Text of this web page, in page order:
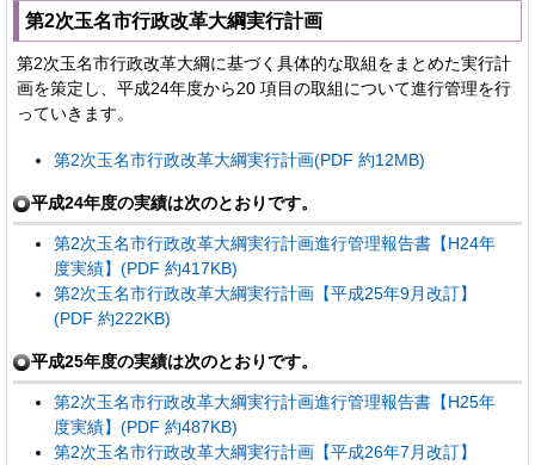
第2次玉名市行政改革大綱実行計画
第2次玉名市行政改革大綱に基づく具体的な取組をまとめた実行計
画を策定し、平成24年度から20 項目の取組について進行管理を行
っていきます。
第2次玉名市行政改革大綱実行計画(PDF 約12MB)
平成24年度の実績は次のとおりです。
第2次玉名市行政改革大綱実行計画進行管理報告書【H24年
度実績】(PDF 約417KB)
第2次玉名市行政改革大綱実行計画【平成25年9月改訂】
(PDF 約222KB)
平成25年度の実績は次のとおりです。
第2次玉名市行政改革大綱実行計画進行管理報告書【H25年
度実績】(PDF 約487KB)
第2次玉名市行政改革大綱実行計画【平成26年7月改訂】